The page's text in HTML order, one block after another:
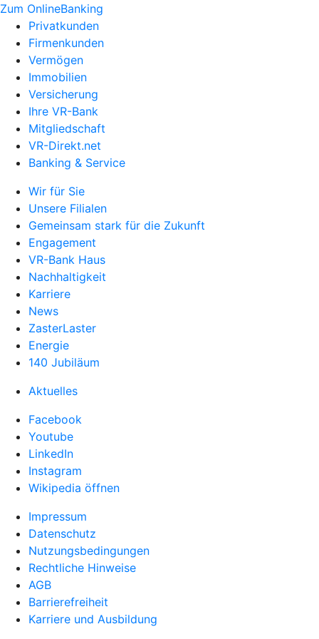
Zum OnlineBanking
Privatkunden
Firmenkunden
Vermögen
Immobilien
Versicherung
Ihre VR-Bank
Mitgliedschaft
VR-Direkt.net
Banking & Service
Wir für Sie
Unsere Filialen
Gemeinsam stark für die Zukunft
Engagement
VR-Bank Haus
Nachhaltigkeit
Karriere
News
ZasterLaster
Energie
140 Jubiläum
Aktuelles
Facebook
Youtube
LinkedIn
Instagram
Wikipedia öffnen
Impressum
Datenschutz
Nutzungsbedingungen
Rechtliche Hinweise
AGB
Barrierefreiheit
Karriere und Ausbildung